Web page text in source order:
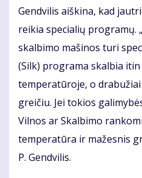
Gendvilis aiškina, kad
reikia specialių programų.
skalbimo mašinos turi
(Silk) programa skalbia itin
temperatūroje, o
greičiu. Jei tokios
Vilnos ar Skalbimo
temperatūra ir mažesnis
P. Gendvilis.